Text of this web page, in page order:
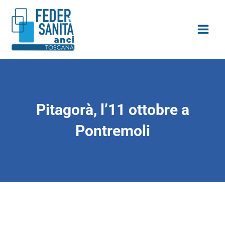
contenuto
contenuto
Pitagorà, l’11 ottobre a
Pontremoli